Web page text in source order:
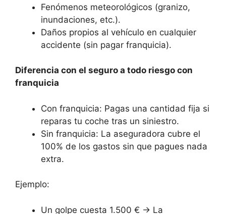
Fenómenos meteorológicos (granizo,
inundaciones, etc.).
Daños propios al vehículo en cualquier
accidente (sin pagar franquicia).
Diferencia con el seguro a todo riesgo con
franquicia
Con franquicia: Pagas una cantidad fija si
reparas tu coche tras un siniestro.
Sin franquicia: La aseguradora cubre el
100% de los gastos sin que pagues nada
extra.
Ejemplo:
Un golpe cuesta 1.500 € → La